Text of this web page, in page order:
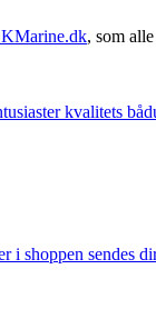
, som
kvalitets
shoppen sendes